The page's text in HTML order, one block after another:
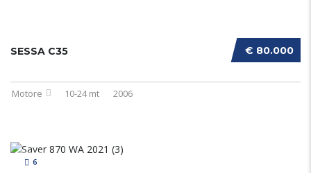
€ 80.000
SESSA C35
Motore 10-24 mt 2006
6